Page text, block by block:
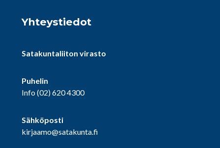
Yhteystiedot
Satakuntaliiton virasto
Puhelin
Info(02) 620 4300
Sähköposti
kirjaamo@satakunta.fi